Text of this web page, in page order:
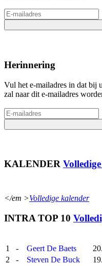
Herinnering
Vul het e-mailadres in dat bij
zal naar dit e-mailadres
KALENDER
</em >Volledige kalender
INTRA TOP 10
1 - Geert De Baets
2
- Steven De Buck